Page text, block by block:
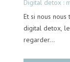
Digital detox :
Et si nous
digital detox,
regarder…